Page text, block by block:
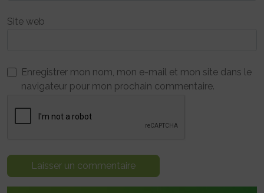
Site web
Enregistrer mon nom, mon e-mail et mon site dans le
navigateur pour mon prochain commentaire.